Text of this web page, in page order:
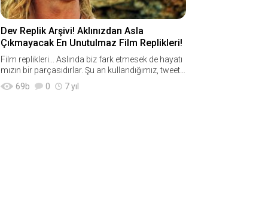
Dev Replik Arşivi! Aklınızdan Asla
Çıkmayacak En Unutulmaz Film Replikleri!
Film replikleri... Aslında biz fark etmesek de hayatı
mızın bir parçasıdırlar. Şu an kullandığımız, tweet
attığımız, WhatsApp durumuna yazdığımız bir çok
afilli c
69b 0 7 yıl